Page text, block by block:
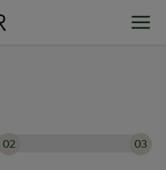
02
03